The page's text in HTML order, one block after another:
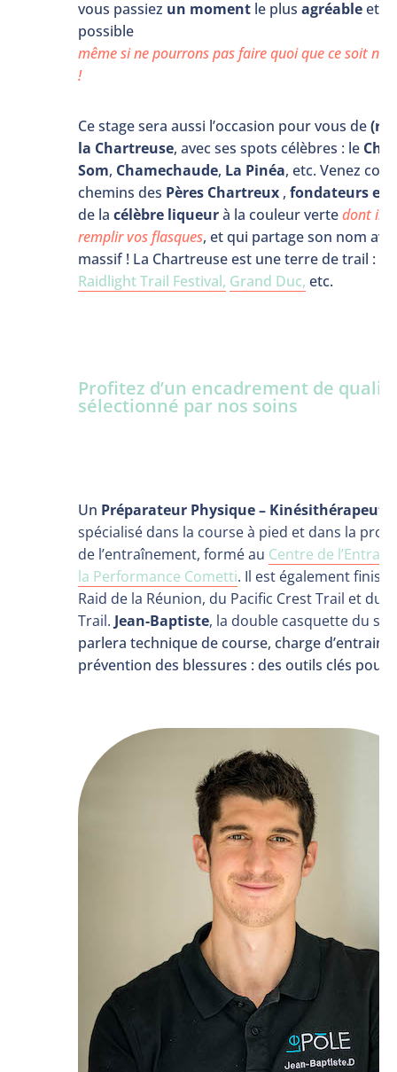
vous passiez un moment le plusagréableet
possible
même si ne pourrons pas faire quoi que ce soit
!
Ce stage sera aussi l’occasion pour vous de
la Chartreuse, avec ses spots célèbres : le
Som, Chamechaude, La Pinéa, etc. Venez
chemins des Pères Chartreux ,fondateurs et
de lacélèbre liqueurà la couleur vertedont il
remplir vos flasques, et qui partage son nom
massif ! La Chartreuse est une terre de trail :
Raidlight Trail Festival, Grand Duc, etc.
Profitez d’un encadrement de
sélectionné par nos soins
Un Préparateur Physique –
spécialisé dans la course à pied et dans la
de l’entraînement, formé au Centre de
la Performance Cometti. Il est également
Raid de la Réunion, du Pacific Crest Trail et du
Trail. Jean-Baptiste, la double casquette du
parlera technique de course, charge
prévention des blessures : des outils clés pour